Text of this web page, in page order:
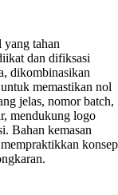
yang tahan
dan difiksasi
dikombinasikan
memastikan nol
jelas, nomor batch,
mendukung logo
Bahan kemasan
konsep